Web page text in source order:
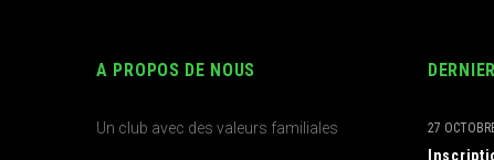
A PROPOS DE NOUS
Un club avec des valeurs familiales 27